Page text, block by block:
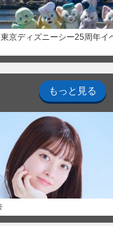
東京ディズニーシー25周年イ
もっと見る